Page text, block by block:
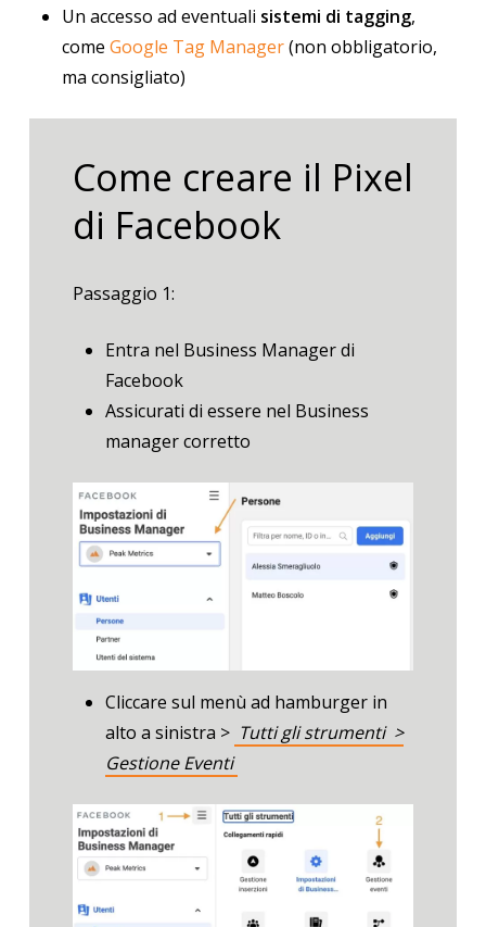
Un accesso ad eventuali sistemi di tagging,
come Google Tag Manager(non obbligatorio,
ma consigliato)
Come creare il Pixel
di Facebook
Passaggio 1:
Entra nel Business Manager di
Facebook
Assicurati di essere nel Business
manager corretto
Cliccare sul menù ad hamburger in
alto a sinistra > Tutti gli strumenti >
Gestione Eventi